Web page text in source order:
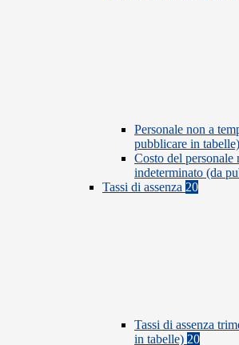
Personale non a
pubblicare in tabelle)
Costo del personale
indeterminato (da
Tassi di assenza 20
Tassi di assenza
in tabelle) 20